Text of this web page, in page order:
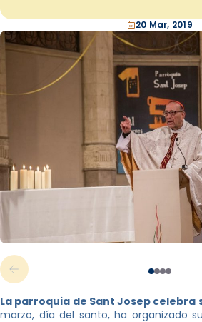
20 Mar, 2019
La parroquia de Sant Josep celebra
marzo, día del santo, ha organizado